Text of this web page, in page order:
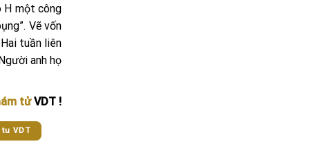
H một công
Vẽ vốn
tuần liên
anh họ
tửVDT !
VDT